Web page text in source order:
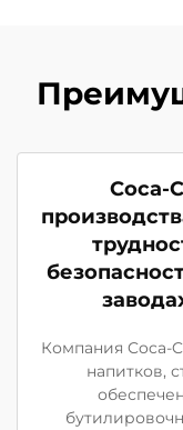
Coca-
Компания Coca-
напитков,